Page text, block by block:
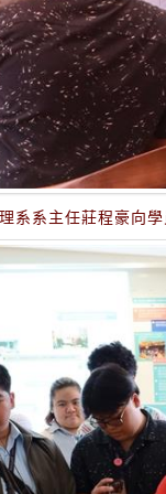
系系主任莊程豪向